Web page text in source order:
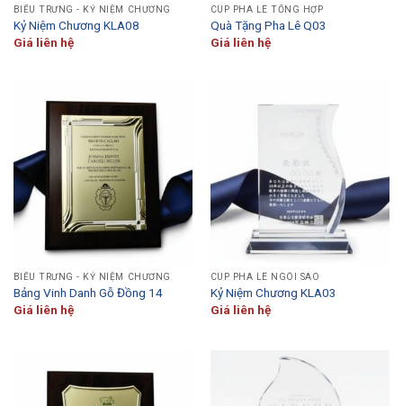
BIỂU TRƯNG - KỶ NIỆM CHƯƠNG
Kỷ Niệm Chương KLA08
Giá liên hệ
CÚP PHA LÊ TỔNG HỢP
Quà Tặng Pha Lê Q03
Giá liên hệ
BIỂU TRƯNG - KỶ NIỆM CHƯƠNG
Bảng Vinh Danh Gỗ Đồng 14
Giá liên hệ
CÚP PHA LÊ NGÔI SAO
Kỷ Niệm Chương KLA03
Giá liên hệ